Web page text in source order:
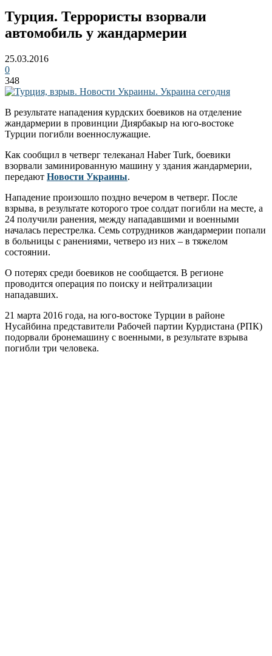
Турция. Террористы взорвали
автомобиль у жандармерии
25.03.2016
0
348
В результате нападения курдских боевиков на отделение
жандармерии в провинции Диярбакыр на юго-востоке
Турции погибли военнослужащие.
Как сообщил в четверг телеканал Haber Turk, боевики
взорвали заминированную машину у здания жандармерии,
передают Новости Украины.
Нападение произошло поздно вечером в четверг. После
взрыва, в результате которого трое солдат погибли на месте, а
24 получили ранения, между нападавшими и военными
началась перестрелка. Семь сотрудников жандармерии попали
в больницы с ранениями, четверо из них – в тяжелом
состоянии.
О потерях среди боевиков не сообщается. В регионе
проводится операция по поиску и нейтрализации
нападавших.
21 марта 2016 года, на юго-востоке Турции в районе
Нусайбина представители Рабочей партии Курдистана (РПК)
подорвали бронемашину с военными, в результате взрыва
погибли три человека.